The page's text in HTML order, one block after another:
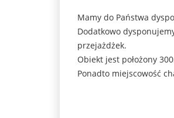
Mamy do Państwa
Dodatkowo
przejażdżek.
Obiekt jest położony
Ponadto miejscowość